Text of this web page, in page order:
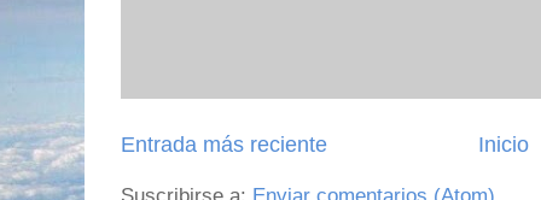
Entrada más reciente Inicio
Suscribirse a: Enviar comentarios (Atom)